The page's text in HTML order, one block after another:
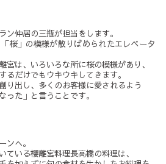
ン仲居の三瓶が担当をします。
桜」の模様が散りばめられたエレベータ
宮は、いろいろな所に桜の模様があり、
るだけでもウキウキしてきます。
り出し、多くのお客様に愛されるよう
った」と言うことです。
ンへ。
ている櫻離宮料理長高橋の料理は、